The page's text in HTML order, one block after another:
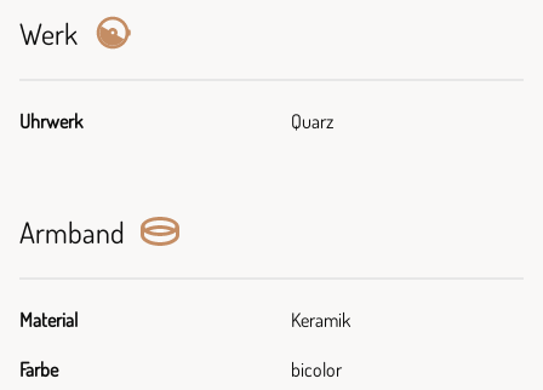
Werk
Uhrwerk Quarz
Armband
Material Keramik
Farbe bicolor